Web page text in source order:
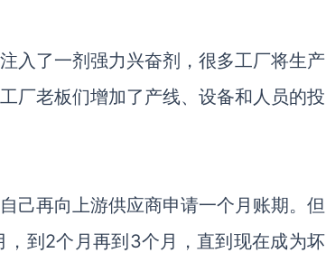
入了一剂强力兴奋剂，很多工厂将生产
厂老板们增加了产线、设备和人员的投
己再向上游供应商申请一个月账期。但
到2个月再到3个月，直到现在成为坏